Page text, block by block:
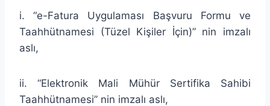
i. “e-Fatura Uygulaması Başvuru Formu ve
Taahhütnamesi (Tüzel Kişiler İçin)” nin imzalı
aslı,
ii. “Elektronik Mali Mühür Sertifika Sahibi
Taahhütnamesi” nin imzalı aslı,